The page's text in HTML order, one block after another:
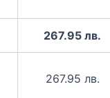
267.95 лв.
267.95 лв.